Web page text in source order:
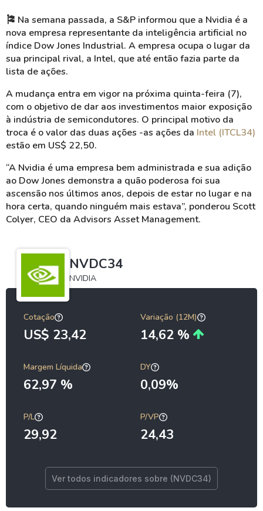
🎏 Na semana passada, a S&P informou que a Nvidia é a
nova empresa representante da inteligência artificial no
índice Dow Jones Industrial. A empresa ocupa o lugar da
sua principal rival, a Intel, que até então fazia parte da
lista de ações.
A mudança entra em vigor na próxima quinta-feira (7),
com o objetivo de dar aos investimentos maior exposição
à indústria de semicondutores. O principal motivo da
troca é o valor das duas ações -as ações da Intel (ITCL34)
estão em US$ 22,50.
“A Nvidia é uma empresa bem administrada e sua adição
ao Dow Jones demonstra a quão poderosa foi sua
ascensão nos últimos anos, depois de estar no lugar e na
hora certa, quando ninguém mais estava”, ponderou Scott
Colyer, CEO da Advisors Asset Management.
NVDC34
NVIDIA
Cotação
US$ 23,42
Variação (12M)
14,62 %
Margem Líquida
62,97 %
DY
0,09%
P/L
29,92
P/VP
24,43
Ver todos indicadores sobre (NVDC34)